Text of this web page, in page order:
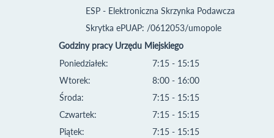
ESP - Elektroniczna Skrzynka Podawcza
Skrytka ePUAP: /0612053/umopole
Godziny pracy Urzędu Miejskiego
Poniedziałek:
Wtorek:
Środa:
Czwartek:
Piątek:
7:15 - 15:15
8:00 - 16:00
7:15 - 15:15
7:15 - 15:15
7:15 - 15:15